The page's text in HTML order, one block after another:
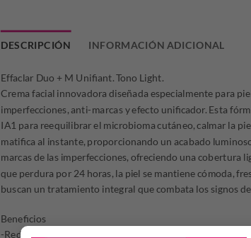
DESCRIPCIÓN INFORMACIÓN ADICIONAL
Effaclar Duo + M Unifiant. Tono Light.
Crema facial innovadora diseñada especialmente para
imperfecciones, anti-marcas y efecto unificador. Esta
IA1 para reequilibrar el microbioma cutáneo, calmar la
matifica al instante, proporcionando un acabado
marcas de las imperfecciones, ofreciendo una cobertura
que perdura por 24 horas, la piel se mantiene cómoda,
buscan un tratamiento integral que combata los signos
Beneficios
-Reduce las imperfecciones y reequilibra el microbioma